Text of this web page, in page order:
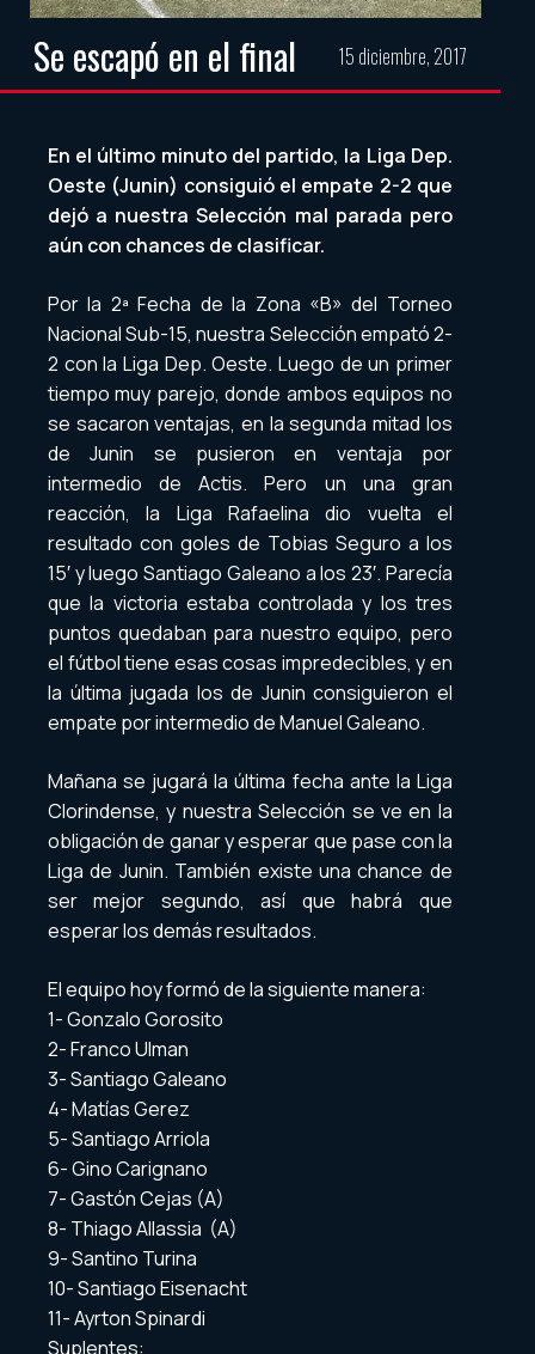
Se escapó en el final 15 diciembre, 2017
En el último minuto del partido, la Liga Dep.
Oeste (Junin) consiguió el empate 2-2 que
dejó a nuestra Selección mal parada pero
aún con chances de clasificar.
Por la 2ª Fecha de la Zona «B» del Torneo
Nacional Sub-15, nuestra Selección empató 2-
2 con la Liga Dep. Oeste. Luego de un primer
tiempo muy parejo, donde ambos equipos no
se sacaron ventajas, en la segunda mitad los
de Junin se pusieron en ventaja por
intermedio de Actis. Pero un una gran
reacción, la Liga Rafaelina dio vuelta el
resultado con goles de Tobias Seguro a los
15′ y luego Santiago Galeano a los 23′. Parecía
que la victoria estaba controlada y los tres
puntos quedaban para nuestro equipo, pero
el fútbol tiene esas cosas impredecibles, y en
la última jugada los de Junin consiguieron el
empate por intermedio de Manuel Galeano.
Mañana se jugará la última fecha ante la Liga
Clorindense, y nuestra Selección se ve en la
obligación de ganar y esperar que pase con la
Liga de Junin. También existe una chance de
ser mejor segundo, así que habrá que
esperar los demás resultados.
El equipo hoy formó de la siguiente manera:
1- Gonzalo Gorosito
2- Franco Ulman
3- Santiago Galeano
4- Matías Gerez
5- Santiago Arriola
6- Gino Carignano
7- Gastón Cejas (A)
8- Thiago Allassia (A)
9- Santino Turina
10- Santiago Eisenacht
11- Ayrton Spinardi
Suplentes: